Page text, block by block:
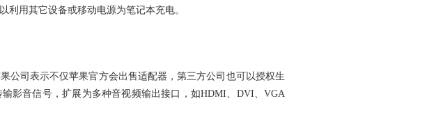
利用其它设备或移动电源为笔记本充电。
公司表示不仅苹果官方会出售适配器，第三方公司也可以授权生
影音信号，扩展为多种音视频输出接口，如HDMI、DVI、VGA